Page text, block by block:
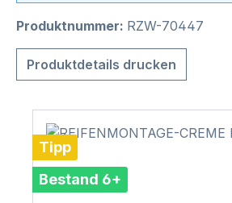
Produktnummer: RZW-70447
Produktdetails drucken
Tipp
Bestand 6+